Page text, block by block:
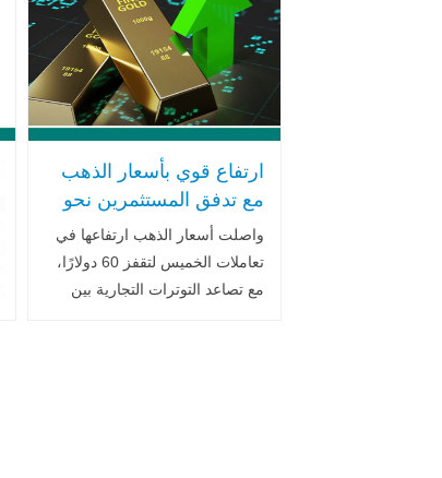
الأصفر يبدو أكثر جاذبية .. اقرأ
المزيد
ارتفاع قوي بأسعار الذهب
مع تدفق المستثمرين نحو
المعدن النفيس كملاذ آمن
واصلت أسعار الذهب ارتفاعها في
تعاملات الخميس لتقفز 60 دولارًا،
مع تصاعد التوترات التجارية بين